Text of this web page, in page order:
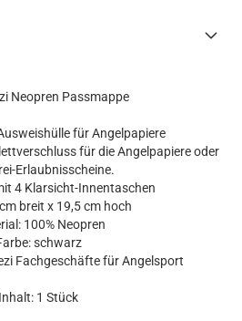
Neopren Passmappe
für Angelpapiere
für die Angelpapiere oder
Erlaubnisscheine.
4 Klarsicht-Innentaschen
breit x 19,5 cm hoch
100% Neopren
schwarz
Fachgeschäfte für Angelsport
Inhalt: 1 Stück